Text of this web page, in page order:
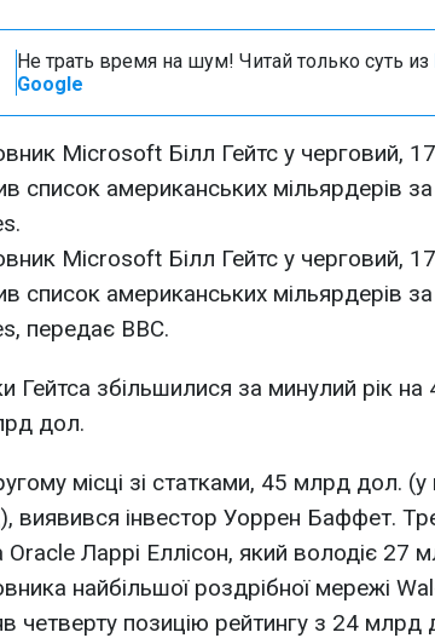
Не трать время на шум! Читай только суть из
Google
Microsoft Білл Гейтс у черговий,
список американських мільярдерів
Microsoft Білл Гейтс у черговий,
список американських мільярдерів
передає ВВС.
Гейтса збільшилися за минулий рік
дол.
місці зі статками, 45 млрд дол.
виявився інвестор Уоррен Баффет.
Oracle Ларрі Еллісон, який володіє 27
найбільшої роздрібної мережі
четверту позицію рейтингу з 24 млрд